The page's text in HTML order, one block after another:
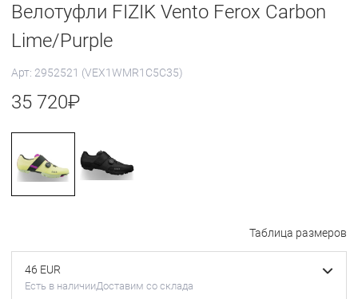
Велотуфли FIZIK Vento Ferox Carbon
Lime/Purple
Арт: 2952521 (VEX1WMR1C5C35)
35 720₽
Таблица размеров
46 EUR
Есть в наличииДоставим со склада